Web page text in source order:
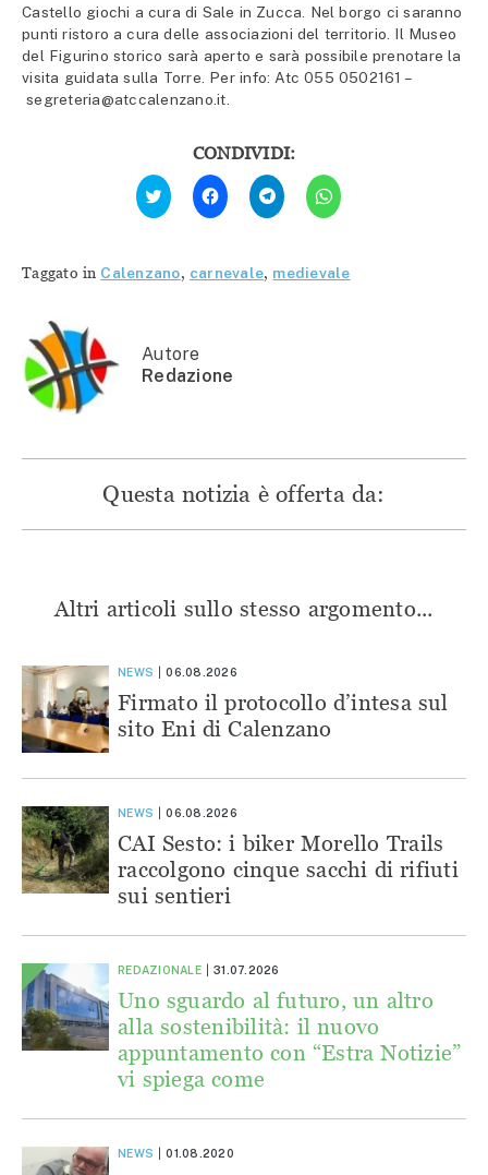
Castello giochi a cura di Sale in Zucca. Nel borgo ci saranno
punti ristoro a cura delle associazioni del territorio. Il Museo
del Figurino storico sarà aperto e sarà possibile prenotare la
visita guidata sulla Torre. Per info: Atc 055 0502161 –
segreteria@atccalenzano.it.
CONDIVIDI:
Fai
clic
qui
(Si
finestra)
Fai
clic
per
condividere
apre
Fai
clic
per
condividere
apre
Fai
clic
per
(Si
apre
Taggato in Calenzano, carnevale, medievale
Autore
Redazione
Questa notizia è offerta da:
Altri articoli sullo stesso argomento...
NEWS 06.08.2026
Firmato il protocollo d’intesa sul
sito Eni di Calenzano
NEWS 06.08.2026
CAI Sesto: i biker Morello Trails
raccolgono cinque sacchi di rifiuti
sui sentieri
REDAZIONALE 31.07.2026
Uno sguardo al futuro, un altro
alla sostenibilità: il nuovo
appuntamento con “Estra Notizie”
vi spiega come
NEWS 01.08.2020